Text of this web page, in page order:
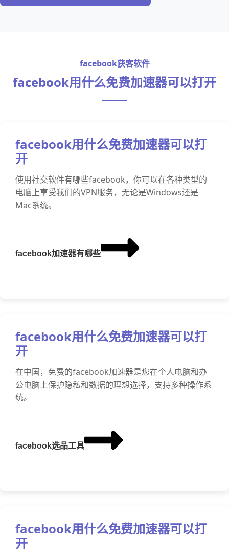
facebook获客软件
facebook用什么免费加速器可以打开
facebook用什么免费加速器可以打
开
使用社交软件有哪些facebook，你可以在各种类型的
电脑上享受我们的VPN服务，无论是Windows还是
Mac系统。
facebook加速器有哪些
facebook用什么免费加速器可以打
开
在中国，免费的facebook加速器是您在个人电脑和办
公电脑上保护隐私和数据的理想选择，支持多种操作系
统。
facebook选品工具
facebook用什么免费加速器可以打
开